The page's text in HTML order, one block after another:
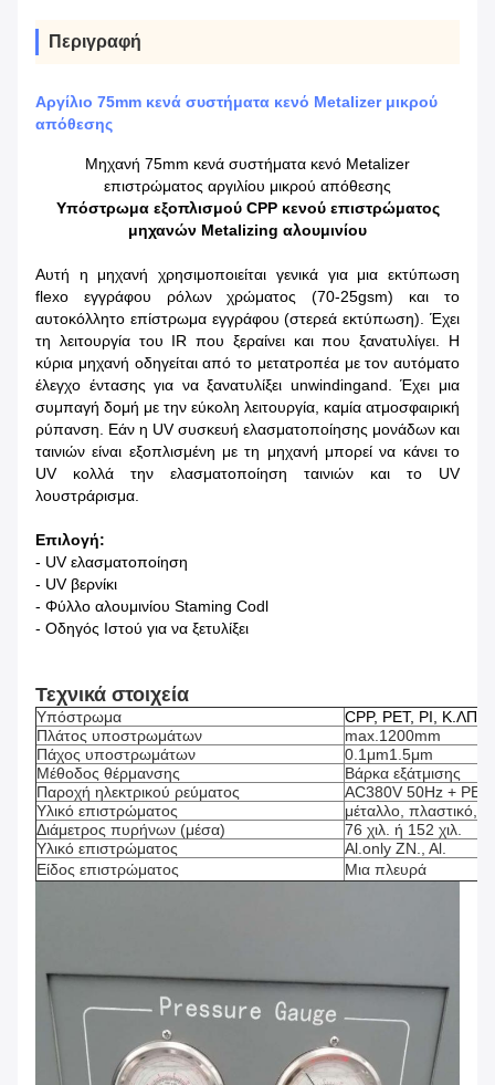
Περιγραφή
Αργίλιο 75mm κενά συστήματα κενό Metalizer μικρού
απόθεσης
Μηχανή 75mm κενά συστήματα κενό Metalizer
επιστρώματος αργιλίου μικρού απόθεσης
Υπόστρωμα εξοπλισμού CPP κενού επιστρώματος
μηχανών Metalizing αλουμινίου
Αυτή η μηχανή χρησιμοποιείται γενικά για μια εκτύπωση
flexo εγγράφου ρόλων χρώματος (70-25gsm) και το
αυτοκόλλητο επίστρωμα εγγράφου (στερεά εκτύπωση). Έχει
τη λειτουργία του IR που ξεραίνει και που ξανατυλίγει. Η
κύρια μηχανή οδηγείται από το μετατροπέα με τον αυτόματο
έλεγχο έντασης για να ξανατυλίξει unwindingand. Έχει μια
συμπαγή δομή με την εύκολη λειτουργία, καμία ατμοσφαιρική
ρύπανση. Εάν η UV συσκευή ελασματοποίησης μονάδων και
ταινιών είναι εξοπλισμένη με τη μηχανή μπορεί να κάνει το
UV κολλά την ελασματοποίηση ταινιών και το UV
λουστράρισμα.
Επιλογή:
- UV ελασματοποίηση
- UV βερνίκι
- Φύλλο αλουμινίου Staming Codl
- Οδηγός Ιστού για να ξετυλίξει
Τεχνικά στοιχεία
Υπόστρωμα
CPP, PET, PI, Κ.ΛΠ.
Πλάτος υποστρωμάτων
max.1200mm
Πάχος υποστρωμάτων
0.1μm1.5μm
Μέθοδος θέρμανσης
Βάρκα εξάτμισης
Παροχή ηλεκτρικού ρεύματος
AC380V 50Hz + PE
Υλικό επιστρώματος
μέταλλο, πλαστικό,
Διάμετρος πυρήνων (μέσα)
76 χιλ. ή 152 χιλ.
Υλικό επιστρώματος
Al.only ZN., Al.
Είδος επιστρώματος
Μια πλευρά